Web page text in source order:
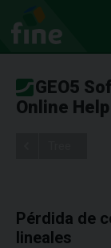
GEO5
Online Help
Pérdida de
lineales